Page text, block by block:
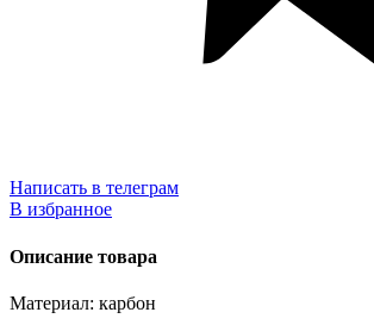
Написать в телеграм
В избранное
Описание товара
Материал: карбон